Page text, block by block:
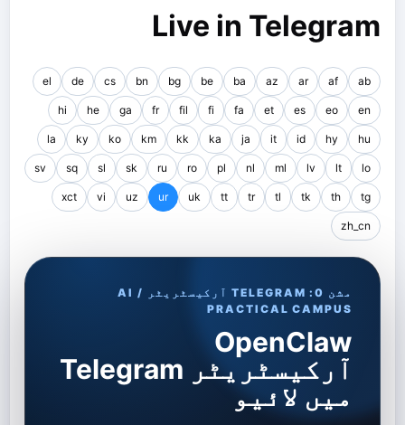
Live in Telegram
ab
af
ar
az
ba
be
bg
bn
cs
de
el
en
eo
es
et
fa
fi
fil
fr
ga
he
hi
hu
hy
id
it
ja
ka
kk
km
ko
ky
la
lo
lt
lv
ml
nl
pl
ro
ru
sk
sl
sq
sv
tg
th
tk
tl
tr
tt
uk
ur
uz
vi
xct
zh_cn
مشن 0: TELEGRAM آرکیسٹریٹر / AI
PRACTICAL CAMPUS
OpenClaw
آرکیسٹریٹر Telegram
میں لائیو